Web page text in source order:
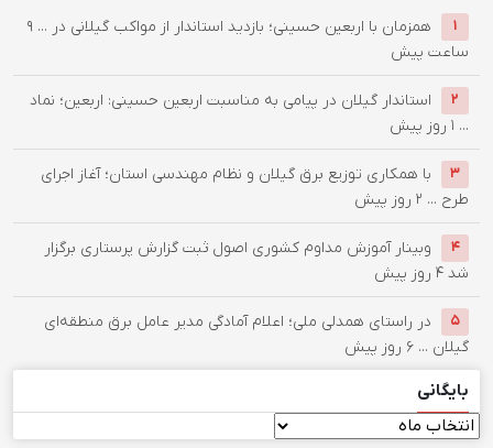
۱ همزمان با اربعین حسینی؛ بازدید استاندار از مواکب گیلانی در ... ۹
ساعت پیش
۲
استاندار گیلان در پیامی به مناسبت اربعین حسینی: اربعین؛ نماد
... ۱ روز پیش
۳
با همکاری توزیع برق گیلان و نظام مهندسی استان؛ آغاز اجرای
طرح ... ۲ روز پیش
۴
وبینار آموزش مداوم کشوری اصول ثبت گزارش پرستاری برگزار
شد ۴ روز پیش
۵
در راستای همدلی ملی؛ اعلام آمادگی مدیر عامل برق منطقه‌ای
گیلان ... ۶ روز پیش
بایگانی
بایگانی